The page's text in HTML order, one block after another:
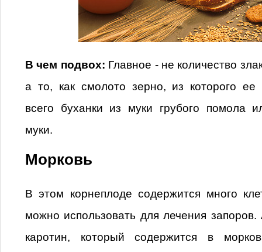
В чем подвох: Главное - не количество
а то, как смолото зерно, из которого ее
всего буханки из муки грубого помола
муки.
Морковь
В этом корнеплоде содержится много
можно использовать для лечения запоров.
каротин, который содержится в